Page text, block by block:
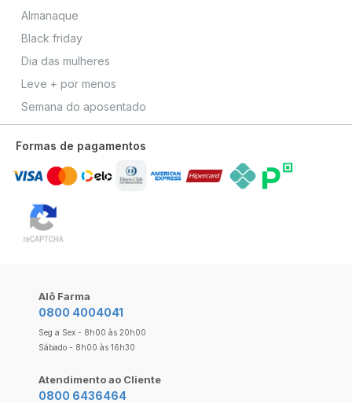
Almanaque
Black friday
Dia das mulheres
Leve + por menos
Semana do aposentado
Formas de pagamentos
Alô Farma
0800 4004041
Seg a Sex - 8h00 às 20h00
Sábado - 8h00 às 16h30
Atendimento ao Cliente
0800 6436464